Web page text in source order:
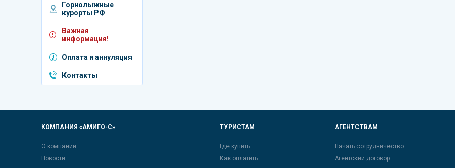
Горнолыжные
курорты РФ
Важная
информация!
Оплата и аннуляция
Контакты
КОМПАНИЯ «АМИГО-С»
О компании
Новости
ТУРИСТАМ
Где купить
Как оплатить
АГЕНТСТВАМ
Начать сотрудничество
Агентский договор